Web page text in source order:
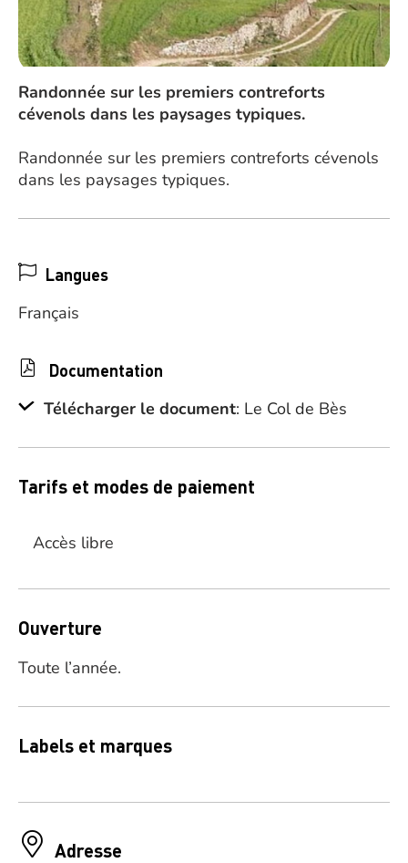
Randonnée sur les premiers contreforts
cévenols dans les paysages typiques.
Randonnée sur les premiers contreforts cévenols
dans les paysages typiques.
Langues
Français
Documentation
Télécharger le document: Le Col de Bès
Tarifs et modes de paiement
Accès libre
Ouverture
Toute l’année.
Labels et marques
Adresse